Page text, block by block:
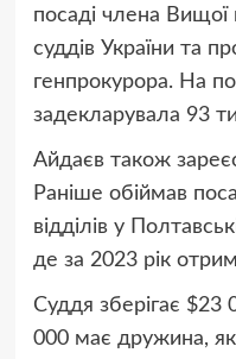
посаді члена Вищої
суддів України та
генпрокурора. На
задекларувала 93
Айдаєв також
Раніше обіймав
відділів у
де за 2023 рік
Суддя зберігає $23
000 має дружина,